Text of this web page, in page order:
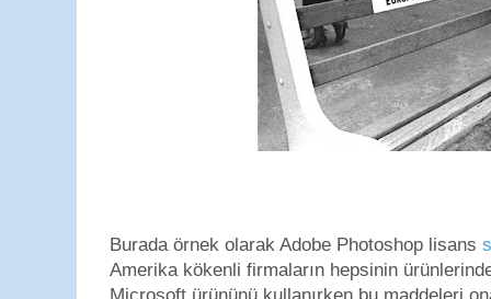
Burada örnek olarak Adobe Photoshop lisans
Amerika kökenli firmaların hepsinin
Microsoft ürününü kullanırken bu maddeleri